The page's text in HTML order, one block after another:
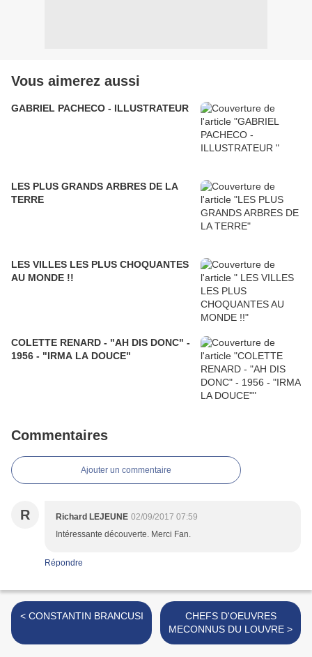
Vous aimerez aussi
GABRIEL PACHECO - ILLUSTRATEUR
LES PLUS GRANDS ARBRES DE LA
TERRE
LES VILLES LES PLUS CHOQUANTES
AU MONDE !!
COLETTE RENARD - "AH DIS DONC" -
1956 - "IRMA LA DOUCE"
Commentaires
Ajouter un commentaire
R Richard LEJEUNE 02/09/2017 07:59
Intéressante découverte. Merci Fan.
Répondre
< CONSTANTIN BRANCUSI
CHEFS D'OEUVRES
MECONNUS DU LOUVRE >